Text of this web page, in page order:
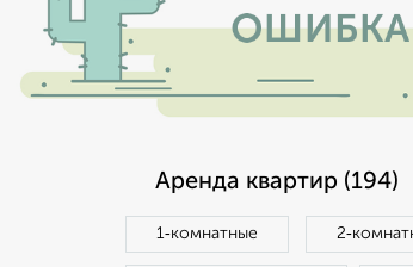
Аренда квартир (194)
1‑комнатные